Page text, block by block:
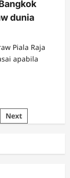
dunia
Piala Raja
apabila
Next